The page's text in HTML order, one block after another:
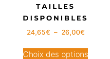
TAILLES
DISPONIBLES
24,65€ – 26,00€
Choix des options